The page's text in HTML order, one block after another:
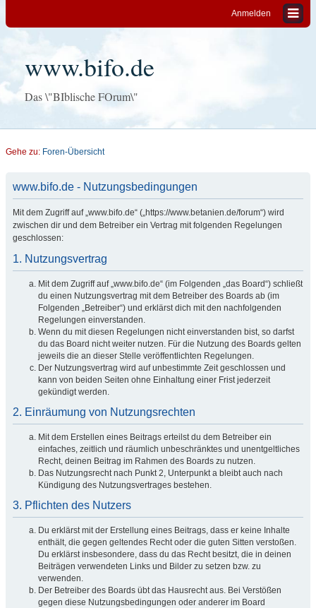
Anmelden
www.bifo.de
Das \"BIblische FOrum\"
Gehe zu: Foren-Übersicht
www.bifo.de - Nutzungsbedingungen
Mit dem Zugriff auf „www.bifo.de“ („https://www.betanien.de/forum“) wird
zwischen dir und dem Betreiber ein Vertrag mit folgenden Regelungen
geschlossen:
1. Nutzungsvertrag
Mit dem Zugriff auf „www.bifo.de“ (im Folgenden „das Board“) schließt
du einen Nutzungsvertrag mit dem Betreiber des Boards ab (im
Folgenden „Betreiber“) und erklärst dich mit den nachfolgenden
Regelungen einverstanden.
Wenn du mit diesen Regelungen nicht einverstanden bist, so darfst
du das Board nicht weiter nutzen. Für die Nutzung des Boards gelten
jeweils die an dieser Stelle veröffentlichten Regelungen.
Der Nutzungsvertrag wird auf unbestimmte Zeit geschlossen und
kann von beiden Seiten ohne Einhaltung einer Frist jederzeit
gekündigt werden.
2. Einräumung von Nutzungsrechten
Mit dem Erstellen eines Beitrags erteilst du dem Betreiber ein
einfaches, zeitlich und räumlich unbeschränktes und unentgeltliches
Recht, deinen Beitrag im Rahmen des Boards zu nutzen.
Das Nutzungsrecht nach Punkt 2, Unterpunkt a bleibt auch nach
Kündigung des Nutzungsvertrages bestehen.
3. Pflichten des Nutzers
Du erklärst mit der Erstellung eines Beitrags, dass er keine Inhalte
enthält, die gegen geltendes Recht oder die guten Sitten verstoßen.
Du erklärst insbesondere, dass du das Recht besitzt, die in deinen
Beiträgen verwendeten Links und Bilder zu setzen bzw. zu
verwenden.
Der Betreiber des Boards übt das Hausrecht aus. Bei Verstößen
gegen diese Nutzungsbedingungen oder anderer im Board